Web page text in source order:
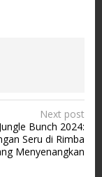
Next post
Bunch 2024:
Seru di Rimba
Menyenangkan